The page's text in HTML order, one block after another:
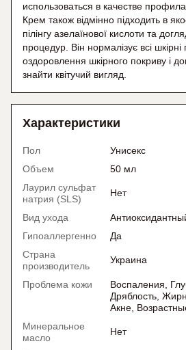
использоваться в качестве
Крем також відмінно підходить в
пілінгу азелаїнової кислоти та
процедур. Він нормалізує всі
оздоровлення шкірного покриву і
знайти квітучий вигляд.
Характеристики
Пол
Унисекс
Объем
50 мл
Лаурил сульфат
натрия (SLS)
Нет
Вид ухода
Гипоаллергенно
Да
Страна
производитель
Украина
Проблема кожи
Воспаления,
Дряблость,
Акне,
Минеральное
масло
Нет